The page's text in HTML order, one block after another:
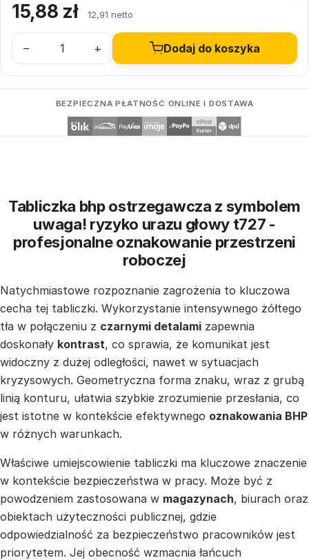
15,88 zł 12,91 netto
– + Dodaj do koszyka
BEZPIECZNA PŁATNOŚĆ ONLINE I DOSTAWA
Tabliczka bhp ostrzegawcza z symbolem
uwaga! ryzyko urazu głowy t727 -
profesjonalne oznakowanie przestrzeni
roboczej
Natychmiastowe rozpoznanie zagrożenia to kluczowa
cecha tej tabliczki. Wykorzystanie intensywnego żółtego
tła w połączeniu z czarnymi detalami zapewnia
doskonały kontrast, co sprawia, że komunikat jest
widoczny z dużej odległości, nawet w sytuacjach
kryzysowych. Geometryczna forma znaku, wraz z grubą
linią konturu, ułatwia szybkie zrozumienie przesłania, co
jest istotne w kontekście efektywnego oznakowania BHP
w różnych warunkach.
Właściwe umiejscowienie tabliczki ma kluczowe znaczenie
w kontekście bezpieczeństwa w pracy. Może być z
powodzeniem zastosowana w magazynach, biurach oraz
obiektach użyteczności publicznej, gdzie
odpowiedzialność za bezpieczeństwo pracowników jest
priorytetem. Jej obecność wzmacnia łańcuch